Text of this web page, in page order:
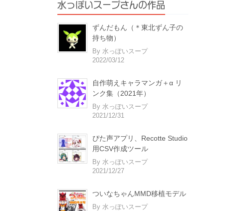
水っぽいスープさんの作品
ずんだもん（＊東北ずん子の
持ち物）
By 水っぽいスープ
2022/03/12
自作萌えキャラマンガ＋α リ
ンク集（2021年）
By 水っぽいスープ
2021/12/31
ぴた声アプリ、Recotte Studio
用CSV作成ツール
By 水っぽいスープ
2021/12/27
ついなちゃんMMD移植モデル
By 水っぽいスープ